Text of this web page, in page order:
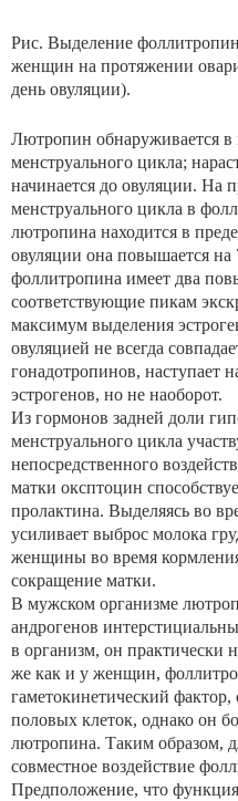
Рис. Выделение
женщин на протяжении
день овуляции).
Лютропин обнаруживается
менструального цикла;
начинается до овуляции. На
менструального цикла в
лютропина находится в
овуляции она повышается
фоллитропина имеет два
соответствующие пикам
максимум выделения
овуляцией не всегда
гонадотропинов, наступает
эстрогенов, но не наоборот.
Из гормонов задней доли
менструального цикла
непосредственного
матки оксптоцин
пролактина. Выделяясь во
усиливает выброс молока
женщины во время
сокращение матки.
В мужском организме
андрогенов
в организм, он практически
же как и у женщин,
гаметокинетический
половых клеток, однако он
лютропина. Таким образом,
совместное воздействие
Предположение, что